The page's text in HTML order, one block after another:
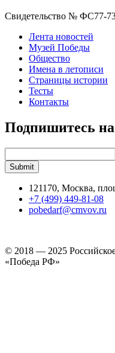
Свидетельство № ФС77-
Лента новостей
Музей Победы
Общество
Имена в летописи
Страницы истории
Тесты
Контакты
Подпишитесь
121170, Москва,
+7 (499) 449-81-08
pobedarf@cmvov.ru
© 2018 — 2025
«Победа РФ»